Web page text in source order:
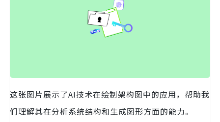
这张图片展示了AI技术在绘制架构图中的应用，帮助我
们理解其在分析系统结构和生成图形方面的能力。